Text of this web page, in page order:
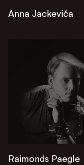
Anna Jackeviča
Raimonds Paegle